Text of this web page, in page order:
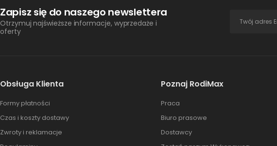
Zapisz się do naszego newslettera
Otrzymuj najświeższe informacje, wyprzedaże i
oferty
Obsługa Klienta
Formy płatności
Czas i koszty dostawy
Zwroty i reklamacje
Poznaj RodiMax
Praca
Biuro prasowe
Dostawcy